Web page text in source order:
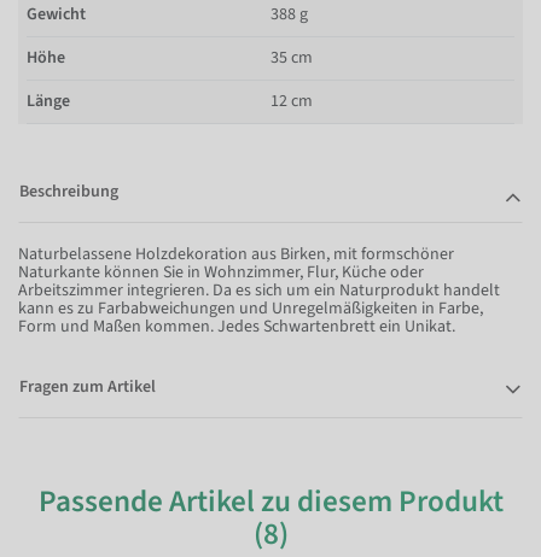
Gewicht
388 g
Höhe
35 cm
Länge
12 cm
Beschreibung
Naturbelassene Holzdekoration aus Birken, mit formschöner
Naturkante können Sie in Wohnzimmer, Flur, Küche oder
Arbeitszimmer integrieren. Da es sich um ein Naturprodukt handelt
kann es zu Farbabweichungen und Unregelmäßigkeiten in Farbe,
Form und Maßen kommen. Jedes Schwartenbrett ein Unikat.
Fragen zum Artikel
Passende Artikel zu diesem Produkt
(8)